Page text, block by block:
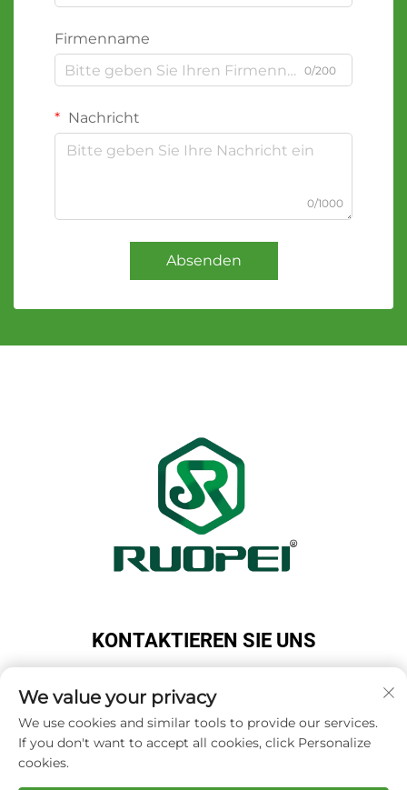
Firmenname
0/200
Nachricht
0/1000
Absenden
KONTAKTIEREN SIE UNS
City, Jinhua City, Zhejiang Province, China
Tel.:+86-13616897017
E-Mail:[email protected]
We value your privacy
We use cookies and similar tools to provide our services.
If you don't want to accept all cookies, click Personalize
cookies.